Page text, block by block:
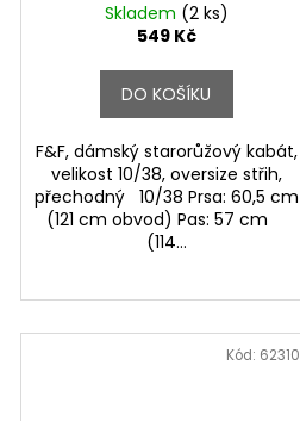
Skladem (2 ks)
549 Kč
DO KOŠÍKU
F&F, dámský starorůžový kabát,
velikost 10/38, oversize střih,
přechodný 10/38 Prsa: 60,5 cm
(121 cm obvod) Pas: 57 cm
(114...
Kód: 62310